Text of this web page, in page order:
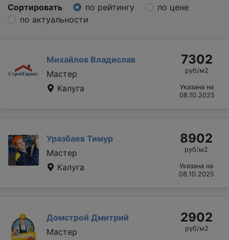
Сортировать по рейтингу
по цене
по актуальности
Михайлов Владислав
Мастер
Калуга
7302
руб/м2
Указана на
08.10.2025
Уразбаев Тимур
Мастер
Калуга
8902
руб/м2
Указана на
08.10.2025
Домстрой Дмитрий
Мастер
2902
руб/м2